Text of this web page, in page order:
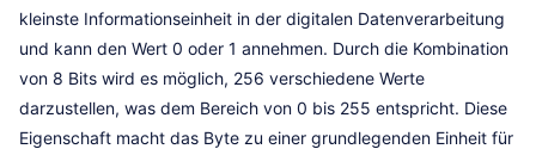
kleinste Informationseinheit in der digitalen Datenverarbeitung
und kann den Wert 0 oder 1 annehmen. Durch die Kombination
von 8 Bits wird es möglich, 256 verschiedene Werte
darzustellen, was dem Bereich von 0 bis 255 entspricht. Diese
Eigenschaft macht das Byte zu einer grundlegenden Einheit für